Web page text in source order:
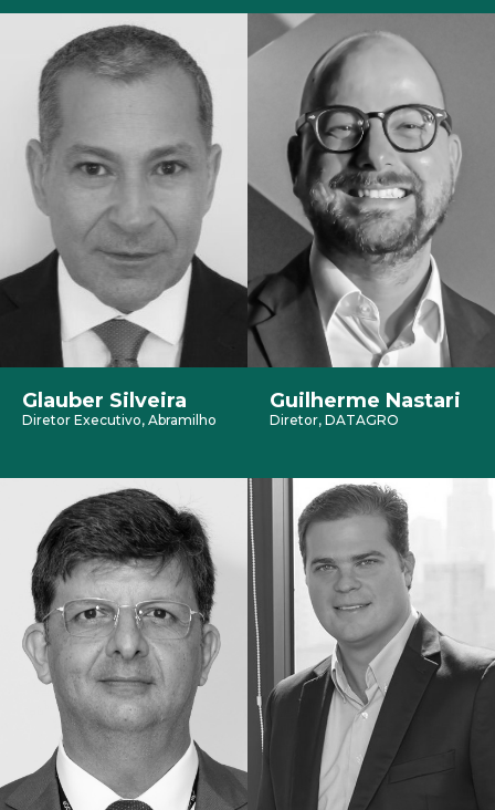
Glauber Silveira
Diretor Executivo, Abramilho
Guilherme Nastari
Diretor, DATAGRO